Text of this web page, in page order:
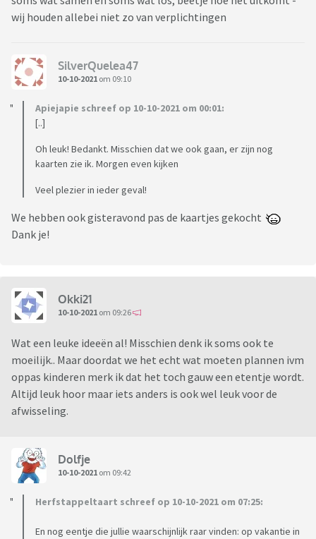
wij houden allebei niet zo van verplichtingen
SilverQuelea47
10-10-2021 om 09:10
Apiejapie schreef op 10-10-2021 om 00:01:
[..]
Oh leuk! Bedankt. Misschien dat we ook gaan, er zijn nog
kaarten zie ik. Morgen even kijken
Veel plezier in ieder geval!
We hebben ook gisteravond pas de kaartjes gekocht
Dank je!
Okki21
10-10-2021 om 09:26
Wat een leuke ideeën al! Misschien denk ik soms ook te
moeilijk.. Maar doordat we het echt wat moeten plannen ivm
oppas kinderen merk ik dat het toch gauw een etentje wordt.
Altijd leuk hoor maar iets anders is ook wel leuk voor de
afwisseling.
Dolfje
10-10-2021 om 09:42
Herfstappeltaart schreef op 10-10-2021 om 07:25:
En nog eentje die jullie waarschijnlijk raar vinden: op vakantie in